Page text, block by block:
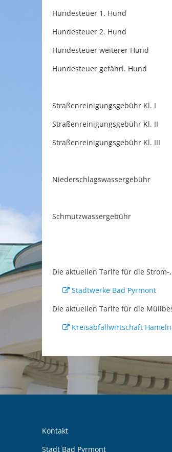
Hundesteuer 1. Hund
Hundesteuer 2. Hund
Hundesteuer weiterer
Hundesteuer gefährl.
Straßenreinigungsgebühr Kl.
Straßenreinigungsgebühr Kl.
Straßenreinigungsgebühr Kl.
Niederschlagswassergebühr
Schmutzwassergebühr
Die aktuellen Tarife für die
Stadtwerke Bad Pyrmont
Die aktuellen Tarife für die
Kreisabfallwirtschaft
Kontakt
Stadt Bad Pyrmont